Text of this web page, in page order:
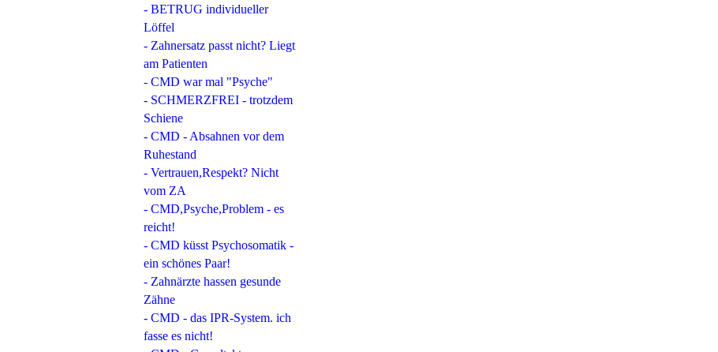
- BETRUG individueller
Löffel
- Zahnersatz passt nicht? Liegt
am Patienten
- CMD war mal "Psyche"
- SCHMERZFREI - trotzdem
Schiene
- CMD - Absahnen vor dem
Ruhestand
- Vertrauen,Respekt? Nicht
vom ZA
- CMD,Psyche,Problem - es
reicht!
- CMD küsst Psychosomatik -
ein schönes Paar!
- Zahnärzte hassen gesunde
Zähne
- CMD - das IPR-System. ich
fasse es nicht!